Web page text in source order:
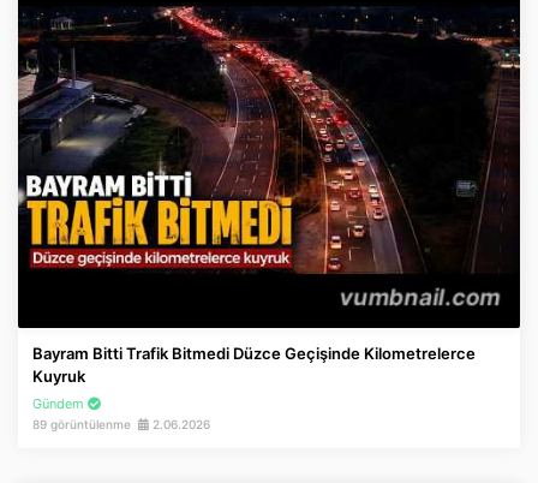
Bayram Bitti Trafik Bitmedi Düzce Geçişinde Kilometrelerce
Kuyruk
Gündem
89 görüntülenme 2.06.2026